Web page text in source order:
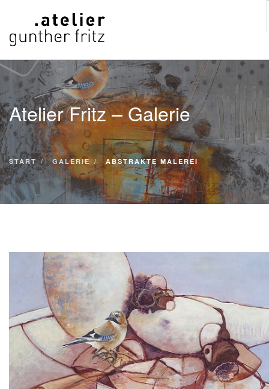
START
WERKE
VITA
KONTAKT
GALERIE
SUCHE
Atelier Fritz – Galerie
START GALERIE ABSTRAKTE MALEREI